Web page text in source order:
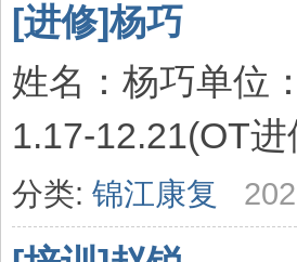
[进修]杨巧
姓名：杨巧单位
1.17-12.21(OT
分类: 锦江康复